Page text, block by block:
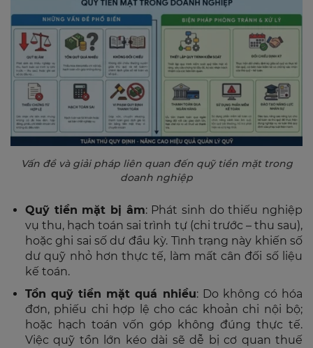
Vấn đề và giải pháp liên quan đến quỹ tiền mặt trong
doanh nghiệp
Quỹ tiền mặt bị âm: Phát sinh do thiếu nghiệp
vụ thu, hạch toán sai trình tự (chi trước – thu sau),
hoặc ghi sai số dư đầu kỳ. Tình trạng này khiến số
dư quỹ nhỏ hơn thực tế, làm mất cân đối số liệu
kế toán.
Tồn quỹ tiền mặt quá nhiều: Do không có hóa
đơn, phiếu chi hợp lệ cho các khoản chi nội bộ;
hoặc hạch toán vốn góp không đúng thực tế.
Việc quỹ tồn lớn kéo dài sẽ dễ bị cơ quan thuế